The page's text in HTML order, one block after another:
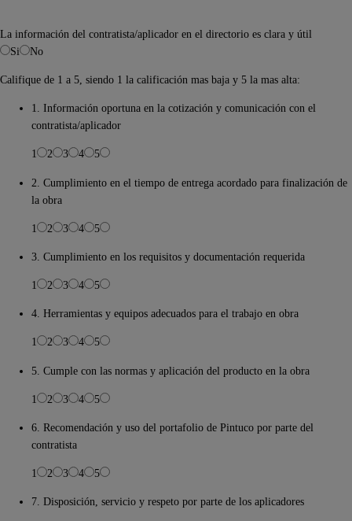
La información del contratista/aplicador en el directorio es clara y útil
Si
No
Califique de 1 a 5, siendo 1 la calificación mas baja y 5 la mas alta:
1. Información oportuna en la cotización y comunicación con el
contratista/aplicador
1 2 3 4 5
2. Cumplimiento en el tiempo de entrega acordado para finalización de
la obra
1 2 3 4 5
3. Cumplimiento en los requisitos y documentación requerida
1 2 3 4 5
4. Herramientas y equipos adecuados para el trabajo en obra
1 2 3 4 5
5. Cumple con las normas y aplicación del producto en la obra
1 2 3 4 5
6. Recomendación y uso del portafolio de Pintuco por parte del
contratista
1 2 3 4 5
7. Disposición, servicio y respeto por parte de los aplicadores